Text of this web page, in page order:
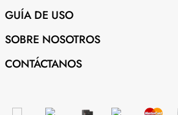
GUÍA DE USO
SOBRE NOSOTROS
CONTÁCTANOS